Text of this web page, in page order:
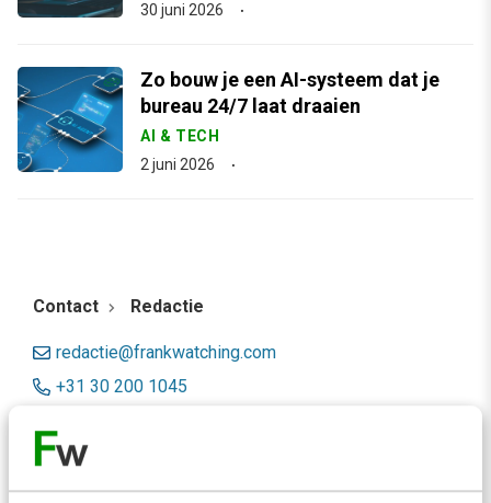
30 juni 2026
Zo bouw je een AI-systeem dat je
bureau 24/7 laat draaien
AI & TECH
2 juni 2026
Contact Redactie
redactie@frankwatching.com
+31 30 200 1045
Meer contactopties